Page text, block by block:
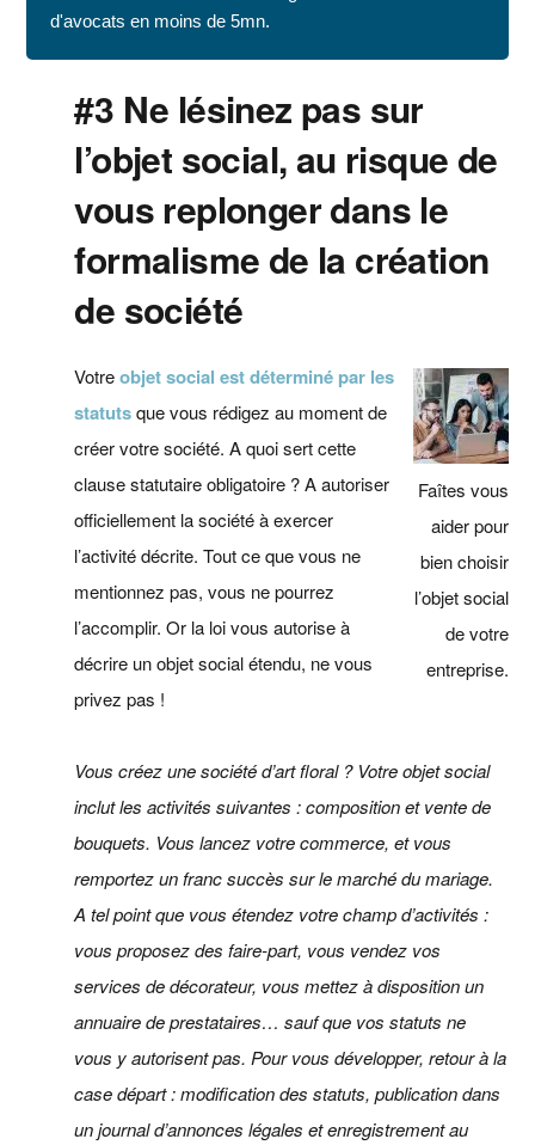
d'avocats en moins de 5mn.
#3 Ne lésinez pas sur
l’objet social, au risque de
vous replonger dans le
formalisme de la création
de société
Faîtes vous
aider pour
bien choisir
l’objet social
de votre
entreprise.
Votreobjet social est déterminé par les
statutsque vous rédigez au moment de
créer votre société. A quoi sert cette
clause statutaire obligatoire ? A autoriser
officiellement la société à exercer
l’activité décrite. Tout ce que vous ne
mentionnez pas, vous ne pourrez
l’accomplir. Or la loi vous autorise à
décrire un objet social étendu, ne vous
privez pas !
Vous créez une société d’art floral ? Votre objet social
inclut les activités suivantes : composition et vente de
bouquets. Vous lancez votre commerce, et vous
remportez un franc succès sur le marché du mariage.
A tel point que vous étendez votre champ d’activités :
vous proposez des faire-part, vous vendez vos
services de décorateur, vous mettez à disposition un
annuaire de prestataires… sauf que vos statuts ne
vous y autorisent pas. Pour vous développer, retour à la
case départ : modification des statuts, publication dans
un journal d’annonces légales et enregistrement au